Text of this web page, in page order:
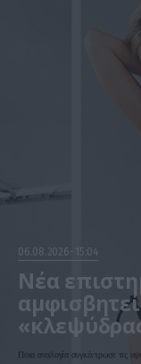
06.08.2026 15:04
Νέα
«ιδανικό»
Ποια αναλογία συγκέντρωσε τις